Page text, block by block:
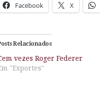
Facebook X
Relacionados
vezes Roger Federer
"Esportes"